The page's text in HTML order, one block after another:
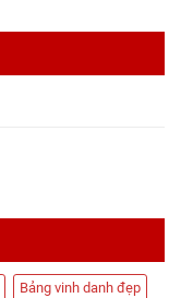
Bảng vinh danh đẹp